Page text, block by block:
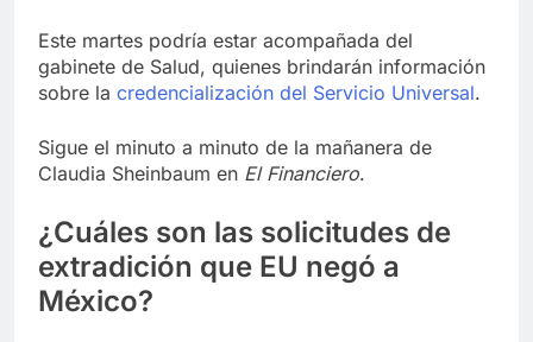
Este martes podría estar acompañada del
gabinete de Salud, quienes brindarán información
sobre la credencialización del Servicio Universal.
Sigue el minuto a minuto de la mañanera de
Claudia Sheinbaum en El Financiero.
¿Cuáles son las solicitudes de
extradición que EU negó a
México?